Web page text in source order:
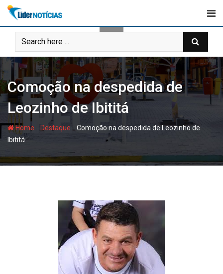
Skip
content
Comoção na despedida de
Leozinho de Ibititá
Home Destaque -Comoção na despedida de Leozinho de
Ibititá